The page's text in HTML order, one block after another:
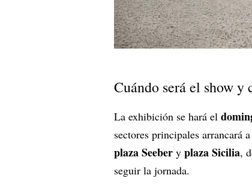
Cuándo será el show y
La exhibición se hará el
sectores principales arrancará
plaza Seeber y plaza Sicilia,
seguir la jornada.